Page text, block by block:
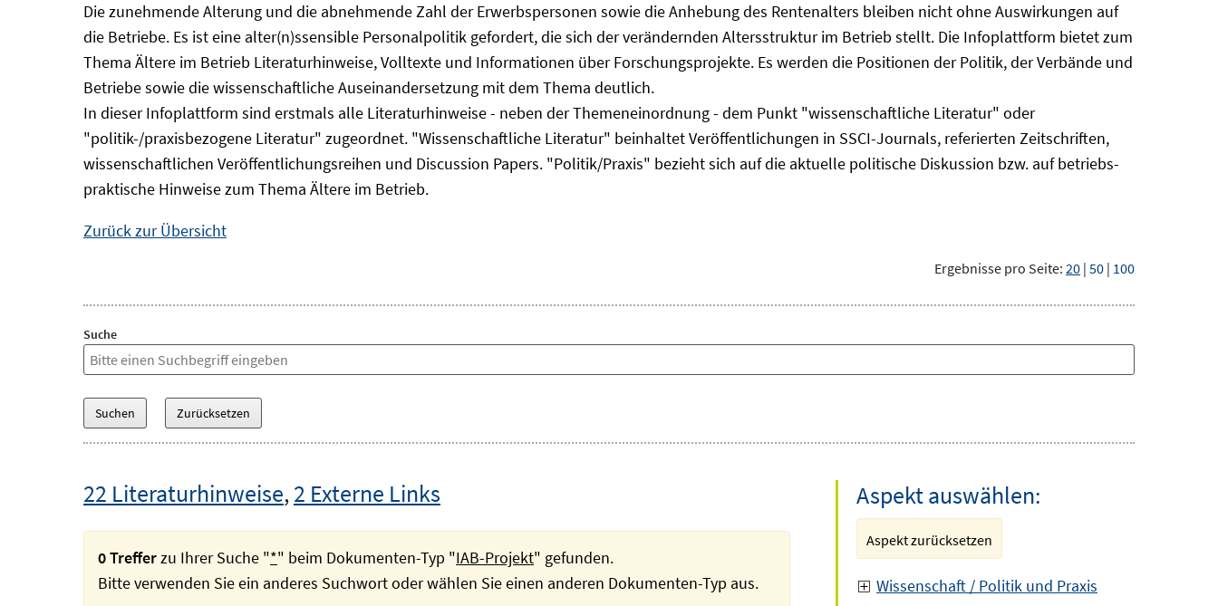
Die zunehmende Alterung und die abnehmende Zahl der Erwerbspersonen sowie die Anhebung des Rentenalters bleiben nicht ohne Auswirkungen auf
die Betriebe. Es ist eine alter(n)ssensible Personalpolitik gefordert, die sich der verändernden Altersstruktur im Betrieb stellt. Die Infoplattform bietet zum
Thema Ältere im Betrieb Literaturhinweise, Volltexte und Informationen über Forschungsprojekte. Es werden die Positionen der Politik, der Verbände und
Betriebe sowie die wissenschaftliche Auseinandersetzung mit dem Thema deutlich.
In dieser Infoplattform sind erstmals alle Literaturhinweise - neben der Themeneinordnung - dem Punkt "wissenschaftliche Literatur" oder
"politik-/praxisbezogene Literatur" zugeordnet. "Wissenschaftliche Literatur" beinhaltet Veröffentlichungen in SSCI-Journals, referierten Zeitschriften,
wissenschaftlichen Veröffentlichungsreihen und Discussion Papers. "Politik/Praxis" bezieht sich auf die aktuelle politische Diskussion bzw. auf betriebs-
praktische Hinweise zum Thema Ältere im Betrieb.
Zurück zur Übersicht
Ergebnisse pro Seite: 20 | 50 | 100
Suche
22 Literaturhinweise,2 Externe Links
0 Trefferzu Ihrer Suche "*" beim Dokumenten-Typ "IAB-Projekt" gefunden.
Bitte verwenden Sie ein anderes Suchwort oder wählen Sie einen anderen Dokumenten-Typ aus.
Aspekt auswählen:
Aspekt zurücksetzen
Wissenschaft / Politik und Praxis